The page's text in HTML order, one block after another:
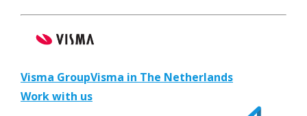
Visma GroupVisma in The Netherlands
Work with us